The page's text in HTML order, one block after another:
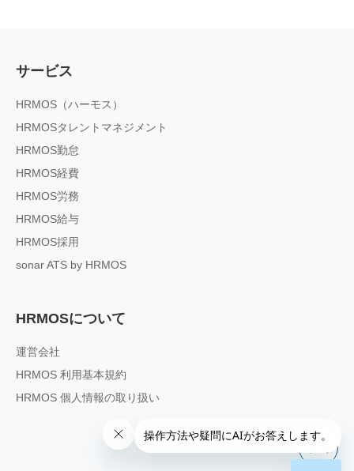
サービス
HRMOS（ハーモス）
HRMOSタレントマネジメント
HRMOS勤怠
HRMOS経費
HRMOS労務
HRMOS給与
HRMOS採用
sonar ATS by HRMOS
HRMOSについて
運営会社
HRMOS 利用基本規約
HRMOS 個人情報の取り扱い